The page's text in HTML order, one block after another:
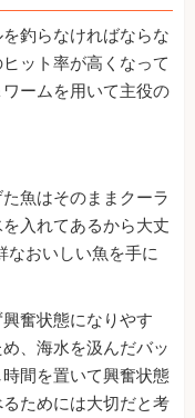
釣らなければならな
ット率が高くなって
ームを用いて主役の
魚はそのままクーラ
入れてあるから大丈
なおいしい魚を手に
奮状態になりやす
、海水を汲んだバッ
間を置いて興奮状態
ためには大切だと考